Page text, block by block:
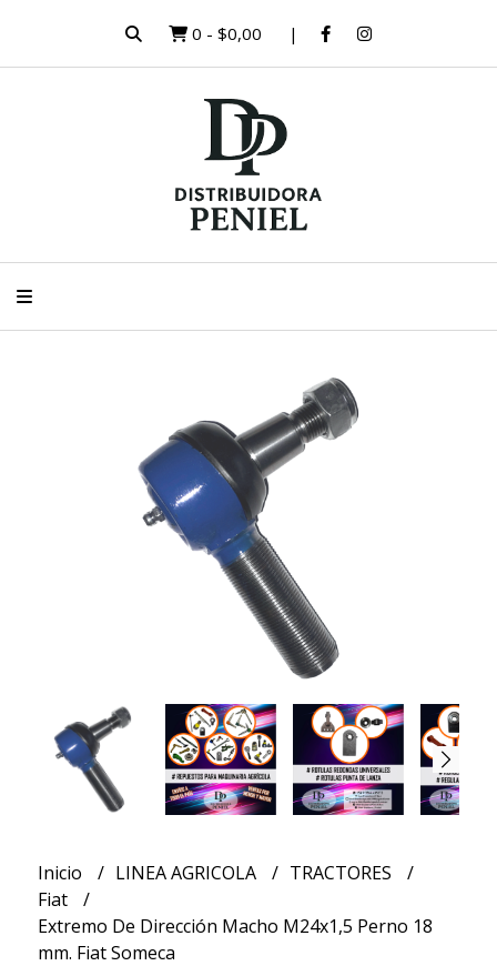
0 - $0,00
Inicio LINEA AGRICOLA
TRACTORES
Fiat
Extremo De Dirección Macho M24x1,5 Perno 18
mm. Fiat Someca